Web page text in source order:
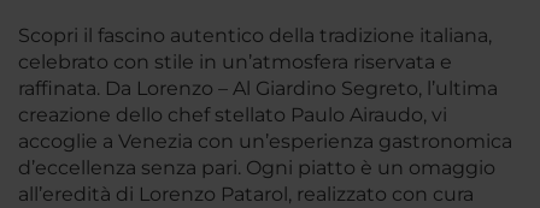
Scopri il fascino autentico della tradizione italiana,
celebrato con stile in un’atmosfera riservata e
raffinata. Da Lorenzo – Al Giardino Segreto, l’ultima
creazione dello chef stellato Paulo Airaudo, vi
accoglie a Venezia con un’esperienza gastronomica
d’eccellenza senza pari. Ogni piatto è un omaggio
all’eredità di Lorenzo Patarol, realizzato con cura